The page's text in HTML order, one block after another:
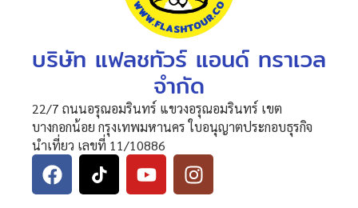
บริษัท แฟลชทัวร์ แอนด์ ทราเวล
จำกัด
22/7 ถนนอรุณอมรินทร์ แขวงอรุณอมรินทร์ เขต
บางกอกน้อย กรุงเทพมหานคร ใบอนุญาตประกอบธุรกิจ
นำเที่ยว เลขที่ 11/10886